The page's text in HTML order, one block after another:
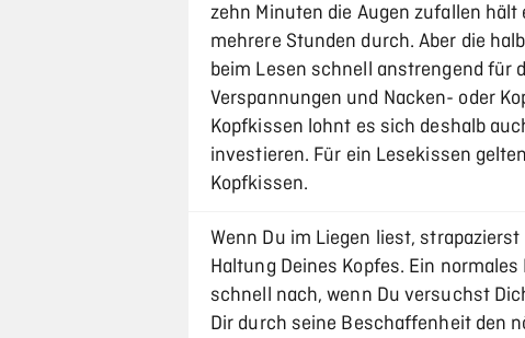
zehn Minuten die Augen zufallen
mehrere Stunden durch. Aber die
beim Lesen schnell anstrengend für
Verspannungen und Nacken- oder
Kopfkissen lohnt es sich deshalb
investieren. Für ein Lesekissen
Kopfkissen.
Wenn Du im Liegen liest,
Haltung Deines Kopfes. Ein
schnell nach, wenn Du versuchst
Dir durch seine Beschaffenheit den